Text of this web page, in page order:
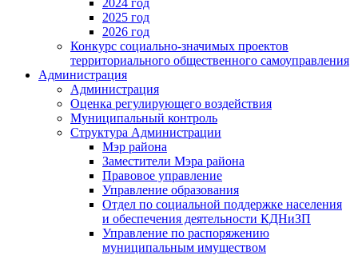
2025 год
2026 год
Конкурс социально-значимых проектов
территориального общественного самоуправления
Администрация
Администрация
Оценка регулирующего воздействия
Муниципальный контроль
Структура Администрации
Мэр района
Заместители Мэра района
Правовое управление
Управление образования
Отдел по социальной поддержке населения
и обеспечения деятельности КДНиЗП
Управление по распоряжению
муниципальным имуществом